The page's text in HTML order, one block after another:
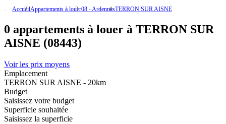
AccueilAppartements à louer08 - ArdennesTERRON SUR AISNE
0 appartements à louer à TERRON SUR
AISNE (08443)
Voir les prix moyens
Emplacement
TERRON SUR AISNE - 20km
Budget
Saisissez votre budget
Superficie souhaitée
Saisissez la superficie